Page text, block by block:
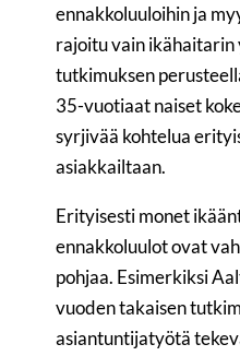
ennakkoluuloihin ja
rajoitu vain ikähaitarin
tutkimuksen
35-vuotiaat naiset
syrjivää kohtelua
asiakkailtaan.
Erityisesti monet
ennakkoluulot ovat
pohjaa. Esimerkiksi
vuoden takaisen
asiantuntijatyötä